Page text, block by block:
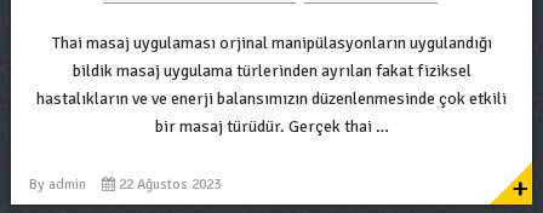
Thai masaj uygulaması orjinal manipülasyonların uygulandığı
bildik masaj uygulama türlerinden ayrılan fakat fiziksel
hastalıkların ve ve enerji balansımızın düzenlenmesinde çok etkili
bir masaj türüdür. Gerçek thai …
By admin 22 Ağustos 2023 +